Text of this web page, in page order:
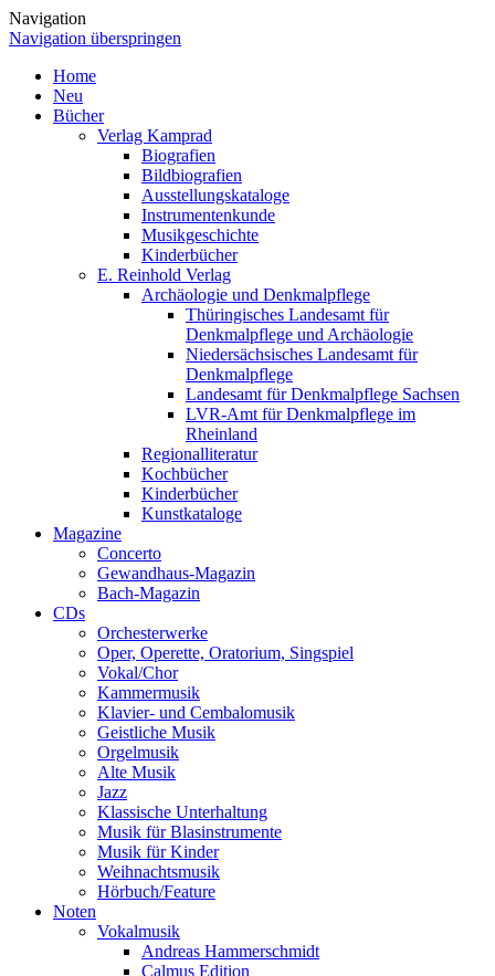
Navigation
Navigation überspringen
Home
Neu
Bücher
Verlag Kamprad
Biografien
Bildbiografien
Ausstellungskataloge
Instrumentenkunde
Musikgeschichte
Kinderbücher
E. Reinhold Verlag
Archäologie und Denkmalpflege
Thüringisches Landesamt für
Denkmalpflege und Archäologie
Niedersächsisches Landesamt für
Denkmalpflege
Landesamt für Denkmalpflege Sachsen
LVR-Amt für Denkmalpflege im
Rheinland
Regionalliteratur
Kochbücher
Kinderbücher
Kunstkataloge
Magazine
Concerto
Gewandhaus-Magazin
Bach-Magazin
CDs
Orchesterwerke
Oper, Operette, Oratorium, Singspiel
Vokal/Chor
Kammermusik
Klavier- und Cembalomusik
Geistliche Musik
Orgelmusik
Alte Musik
Jazz
Klassische Unterhaltung
Musik für Blasinstrumente
Musik für Kinder
Weihnachtsmusik
Hörbuch/Feature
Noten
Vokalmusik
Andreas Hammerschmidt
Calmus Edition